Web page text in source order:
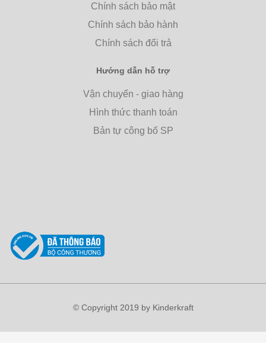
Chính sách bảo mật
Chính sách bảo hành
Chính sách đổi trả
Hướng dẫn hỗ trợ
Vận chuyển - giao hàng
Hình thức thanh toán
Bản tự công bố SP
© Copyright 2019 by Kinderkraft